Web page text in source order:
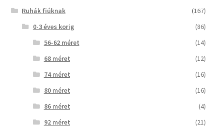
Ruhák fiúknak
(167)
0-3 éves korig
(86)
56-62 méret
(14)
68 méret
(12)
74 méret
(16)
80 méret
(16)
86 méret
(4)
92 méret
(21)